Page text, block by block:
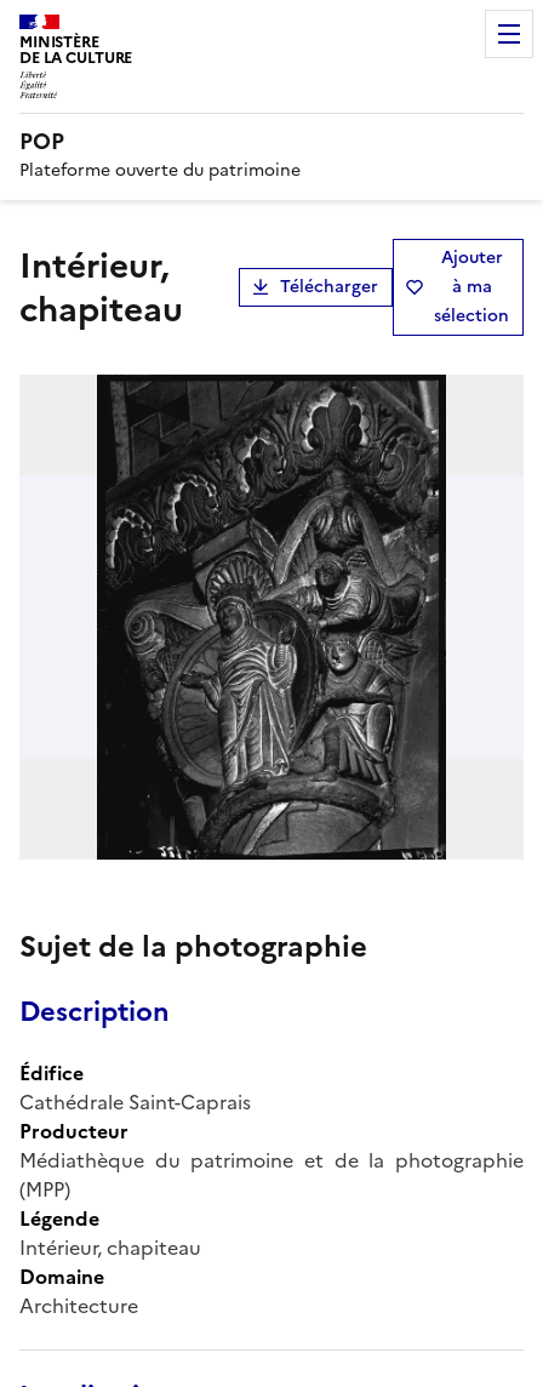
MINISTÈRE
DE LA CULTURE
POP
Plateforme ouverte du patrimoine
Intérieur,
chapiteau
Télécharger
Ajouter
à ma
sélection
Sujet de la photographie
Description
Édifice
Cathédrale Saint-Caprais
Producteur
Médiathèque du patrimoine et de la photographie
(MPP)
Légende
Intérieur, chapiteau
Domaine
Architecture